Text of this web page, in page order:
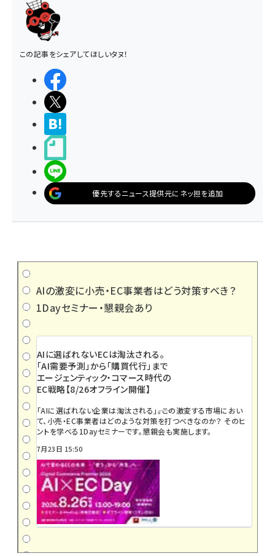
この記事をシェアしてほしいタヌ！
優先するニュース提供元にネッ担を追加
AIの激変に小売・EC事業者はどう対策すべき？
1Dayセミナー・懇親会あり
AIに選ばれないECは淘汰される。
「AI需要予測」から「購買代行」まで
エージェンティック・コマース時代の
EC戦略【8/26オフライン開催】
「AIに選ばれない企業は淘汰される」――。この激変する市場におい
て、小売・EC事業者はどのような対策を打つべきなのか？ そのヒ
ントを学べる1Dayセミナーです。懇親会も実施します。
7月23日 15:50